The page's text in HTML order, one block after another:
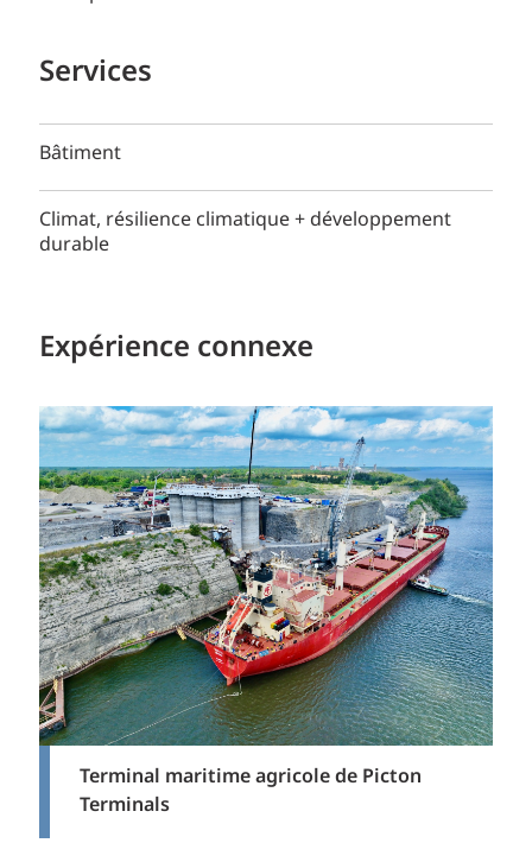
Services
Bâtiment
Climat, résilience climatique + développement
durable
Expérience connexe
Terminal maritime agricole de Picton
Terminals